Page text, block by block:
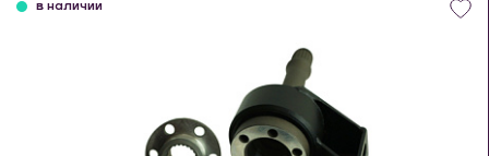
в наличии